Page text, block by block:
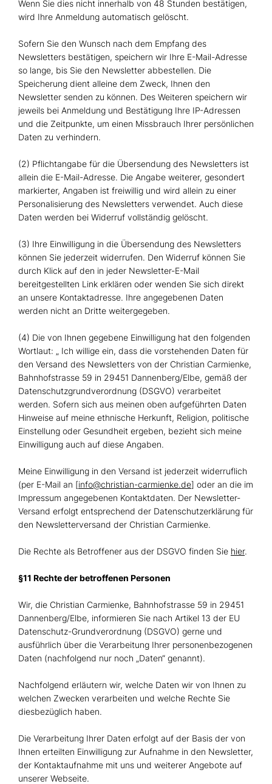
Wenn Sie dies nicht innerhalb von 48 Stunden bestätigen,
wird Ihre Anmeldung automatisch gelöscht.
Sofern Sie den Wunsch nach dem Empfang des
Newsletters bestätigen, speichern wir Ihre E-Mail-Adresse
so lange, bis Sie den Newsletter abbestellen. Die
Speicherung dient alleine dem Zweck, Ihnen den
Newsletter senden zu können. Des Weiteren speichern wir
jeweils bei Anmeldung und Bestätigung Ihre IP-Adressen
und die Zeitpunkte, um einen Missbrauch Ihrer persönlichen
Daten zu verhindern.
(2) Pflichtangabe für die Übersendung des Newsletters ist
allein die E-Mail-Adresse. Die Angabe weiterer, gesondert
markierter, Angaben ist freiwillig und wird allein zu einer
Personalisierung des Newsletters verwendet. Auch diese
Daten werden bei Widerruf vollständig gelöscht.
(3) Ihre Einwilligung in die Übersendung des Newsletters
können Sie jederzeit widerrufen. Den Widerruf können Sie
durch Klick auf den in jeder Newsletter-E-Mail
bereitgestellten Link erklären oder wenden Sie sich direkt
an unsere Kontaktadresse. Ihre angegebenen Daten
werden nicht an Dritte weitergegeben.
(4) Die von Ihnen gegebene Einwilligung hat den folgenden
Wortlaut: „ Ich willige ein, dass die vorstehenden Daten für
den Versand des Newsletters von der Christian Carmienke,
Bahnhofstrasse 59 in 29451 Dannenberg/Elbe, gemäß der
Datenschutzgrundverordnung (DSGVO) verarbeitet
werden. Sofern sich aus meinen oben aufgeführten Daten
Hinweise auf meine ethnische Herkunft, Religion, politische
Einstellung oder Gesundheit ergeben, bezieht sich meine
Einwilligung auch auf diese Angaben.
Meine Einwilligung in den Versand ist jederzeit widerruflich
(per E-Mail an [info@christian-carmienke.de] oder an die im
Impressum angegebenen Kontaktdaten. Der Newsletter-
Versand erfolgt entsprechend der Datenschutzerklärung für
den Newsletterversand der Christian Carmienke.
Die Rechte als Betroffener aus der DSGVO finden Sie hier.
§11 Rechte der betroffenen Personen
Wir, die Christian Carmienke, Bahnhofstrasse 59 in 29451
Dannenberg/Elbe, informieren Sie nach Artikel 13 der EU
Datenschutz-Grundverordnung (DSGVO) gerne und
ausführlich über die Verarbeitung Ihrer personenbezogenen
Daten (nachfolgend nur noch „Daten“ genannt).
Nachfolgend erläutern wir, welche Daten wir von Ihnen zu
welchen Zwecken verarbeiten und welche Rechte Sie
diesbezüglich haben.
Die Verarbeitung Ihrer Daten erfolgt auf der Basis der von
Ihnen erteilten Einwilligung zur Aufnahme in den Newsletter,
der Kontaktaufnahme mit uns und weiterer Angebote auf
unserer Webseite.